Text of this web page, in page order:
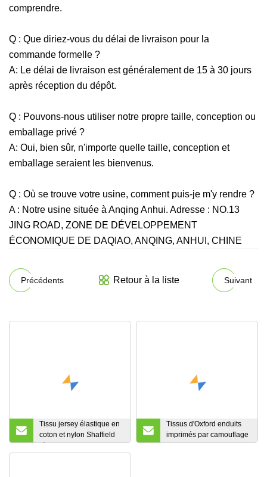
comprendre.
Q : Que diriez-vous du délai de livraison pour la
commande formelle ?
A: Le délai de livraison est généralement de 15 à 30 jours
après réception du dépôt.
Q : Pouvons-nous utiliser notre propre taille, conception ou
emballage privé ?
A: Oui, bien sûr, n'importe quelle taille, conception et
emballage seraient les bienvenus.
Q : Où se trouve votre usine, comment puis-je m'y rendre ?
A : Notre usine située à Anqing Anhui. Adresse : NO.13
JING ROAD, ZONE DE DÉVELOPPEMENT
ÉCONOMIQUE DE DAQIAO, ANQING, ANHUI, CHINE
Précédents Retour à la liste Suivant
Tissu jersey élastique en
coton et nylon Shaffield
résistant au soleil
Tissus d'Oxford enduits
imprimés par camouflage
de polyester pour le tissu